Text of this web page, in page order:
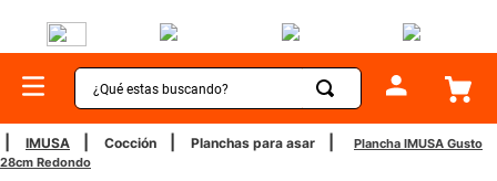
¿Qué estas buscando?
IMUSA Cocción Planchas para asar
Plancha IMUSA Gusto
28cm Redondo
TÉRMINOS MÁS BUSCADOS